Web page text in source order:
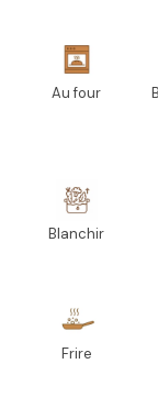
Au four
Blanchir
Frire